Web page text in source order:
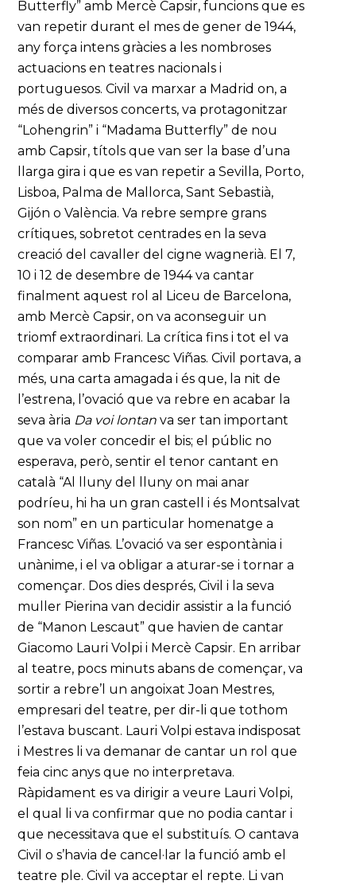
Butterfly” amb Mercè Capsir, funcions que es
van repetir durant el mes de gener de 1944,
any força intens gràcies a les nombroses
actuacions en teatres nacionals i
portuguesos. Civil va marxar a Madrid on, a
més de diversos concerts, va protagonitzar
“Lohengrin” i “Madama Butterfly” de nou
amb Capsir, títols que van ser la base d’una
llarga gira i que es van repetir a Sevilla, Porto,
Lisboa, Palma de Mallorca, Sant Sebastià,
Gijón o València. Va rebre sempre grans
crítiques, sobretot centrades en la seva
creació del cavaller del cigne wagnerià. El 7,
10 i 12 de desembre de 1944 va cantar
finalment aquest rol al Liceu de Barcelona,
amb Mercè Capsir, on va aconseguir un
triomf extraordinari. La crítica fins i tot el va
comparar amb Francesc Viñas. Civil portava, a
més, una carta amagada i és que, la nit de
l’estrena, l’ovació que va rebre en acabar la
seva ària Da voi lontan va ser tan important
que va voler concedir el bis; el públic no
esperava, però, sentir el tenor cantant en
català “Al lluny del lluny on mai anar
podríeu, hi ha un gran castell i és Montsalvat
son nom” en un particular homenatge a
Francesc Viñas. L’ovació va ser espontània i
unànime, i el va obligar a aturar-se i tornar a
començar. Dos dies després, Civil i la seva
muller Pierina van decidir assistir a la funció
de “Manon Lescaut” que havien de cantar
Giacomo Lauri Volpi i Mercè Capsir. En arribar
al teatre, pocs minuts abans de començar, va
sortir a rebre’l un angoixat Joan Mestres,
empresari del teatre, per dir-li que tothom
l’estava buscant. Lauri Volpi estava indisposat
i Mestres li va demanar de cantar un rol que
feia cinc anys que no interpretava.
Ràpidament es va dirigir a veure Lauri Volpi,
el qual li va confirmar que no podia cantar i
que necessitava que el substituís. O cantava
Civil o s’havia de cancel·lar la funció amb el
teatre ple. Civil va acceptar el repte. Li van